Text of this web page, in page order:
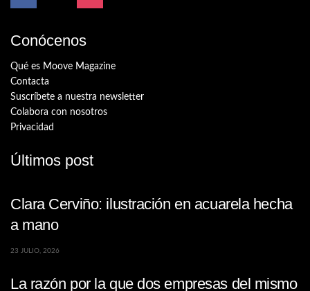
Conócenos
Qué es Moove Magazine
Contacta
Suscríbete a nuestra newsletter
Colabora con nosotros
Privacidad
Últimos post
Clara Cerviño: ilustración en acuarela hecha
a mano
23 JULIO, 2026
La razón por la que dos empresas del mismo